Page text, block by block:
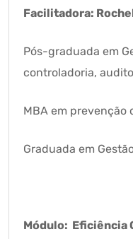
Facilitadora:
Pós-graduada em
controladoria,
MBA em prevenção
Graduada em
Módulo: Eficiência